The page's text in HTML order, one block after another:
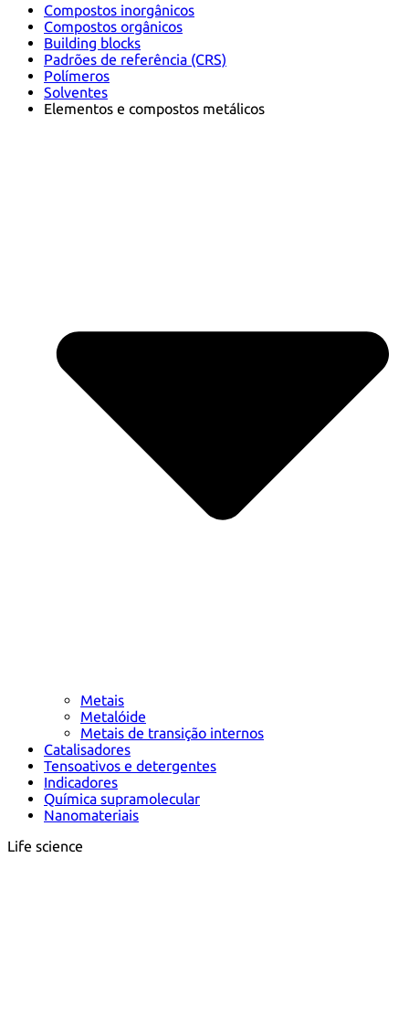
Compostos inorgânicos
Compostos orgânicos
Building blocks
Padrões de referência (CRS)
Polímeros
Solventes
Elementos e compostos metálicos
Metais
Metalóide
Metais de transição internos
Catalisadores
Tensoativos e detergentes
Indicadores
Química supramolecular
Nanomateriais
Life science